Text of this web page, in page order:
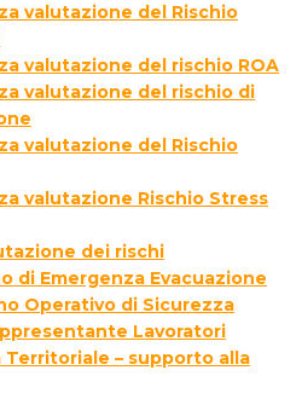
valutazione del Rischio
valutazione del rischio ROA
valutazione del rischio di
valutazione del Rischio
valutazione Rischio Stress
dei rischi
di Emergenza Evacuazione
Operativo di Sicurezza
Lavoratori
Territoriale – supporto alla